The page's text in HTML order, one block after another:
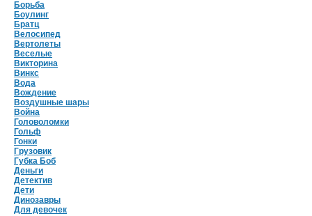
Борьба
Боулинг
Братц
Велосипед
Вертолеты
Веселые
Викторина
Винкс
Вода
Вождение
Воздушные шары
Война
Головоломки
Гольф
Гонки
Грузовик
Губка Боб
Деньги
Детектив
Дети
Динозавры
Для девочек